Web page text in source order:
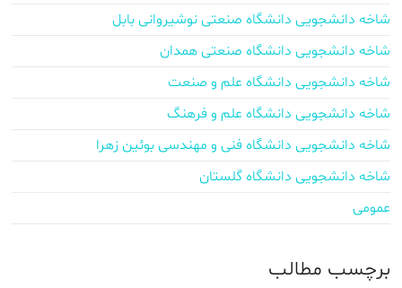
شاخه دانشجویی دانشگاه صنعتی نوشیروانی بابل
شاخه دانشجویی دانشگاه صنعتی همدان
شاخه دانشجویی دانشگاه علم و صنعت
شاخه دانشجویی دانشگاه علم و فرهنگ
شاخه دانشجویی دانشگاه فنی و مهندسی بوئین زهرا
شاخه دانشجویی دانشگاه گلستان
عمومی
برچسب‌ مطالب